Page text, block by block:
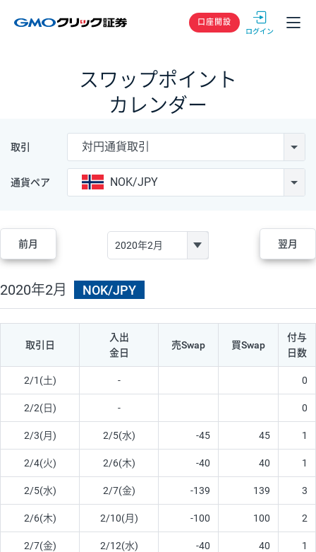
GMOクリック
口座開設
スワップポイント
カレンダー
取引 対円通貨取引
通貨ペア NOK/JPY
前月 翌月
2020年2月 NOK/JPY
取引日
入出
金日
売Swap 買Swap
付与
日数
2/1(土) - 0
2/2(日) - 0
2/3(月) 2/5(水) -45 45 1
2/4(火) 2/6(木) -40 40 1
2/5(水) 2/7(金) -139 139 3
2/6(木) 2/10(月) -100 100 2
2/7(金) 2/12(水) -40 40 1